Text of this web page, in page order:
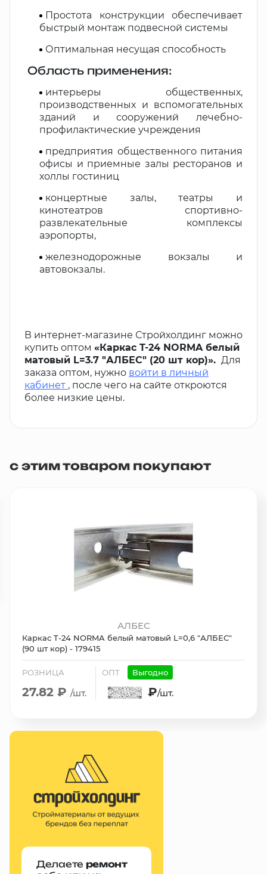
Простота конструкции обеспечивает
быстрый монтаж подвесной системы
Оптимальная несущая способность
Область применения:
интерьеры общественных,
производственных и вспомогательных
зданий и сооружений лечебно-
профилактические учреждения
предприятия общественного питания
офисы и приемные залы ресторанов и
холлы гостиниц
концертные залы, театры и
кинотеатров спортивно-
развлекательные комплексы
аэропорты,
железнодорожные вокзалы и
автовокзалы.
В интернет-магазине Стройхолдинг можно
купить оптом «Каркас T-24 NORMA белый
матовый L=3.7 "АЛБЕС" (20 шт кор)». Для
заказа оптом, нужно войти в личный
кабинет , после чего на сайте откроются
более низкие цены.
с этим товаром покупают
АЛБЕС
Каркас T-24 NORMA белый матовый L=0,6 "АЛБЕС"
(90 шт кор) - 179415
РОЗНИЦА
27.82 ₽ /шт.
ОПТ Выгодно
₽/шт.
Делаете ремонт